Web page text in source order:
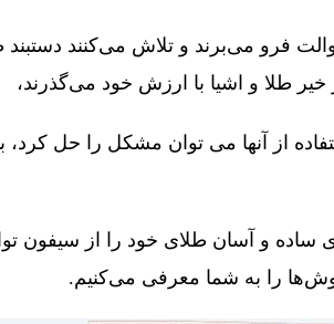
فرو می‌برند و تلاش می‌کنند دستبند
طلا و اشیا با ارزش خود می‌گذرند،
از آنها می توان مشکل را حل
ساده و آسان طلای خود را از سیفون
روش‌ها را به شما معرفی می‌کنیم.